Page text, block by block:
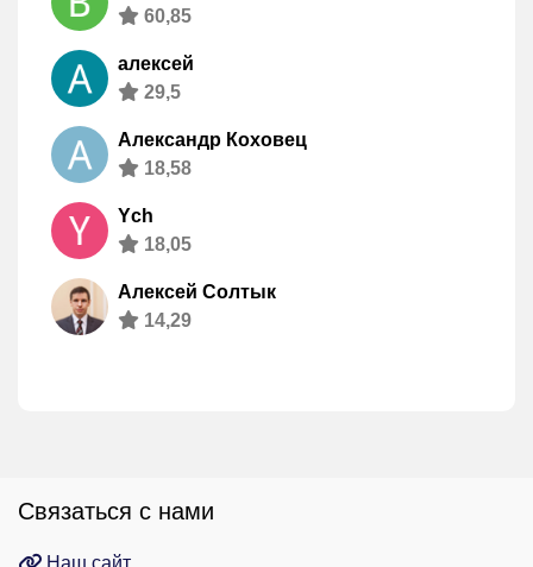
60,85
алексей
29,5
Александр Коховец
18,58
Ych
18,05
Алексей Солтык
14,29
Связаться с нами